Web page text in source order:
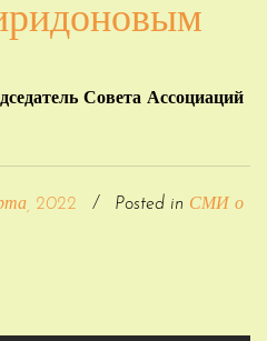
Совета Ассоциаций
2022 / Posted in СМИ о